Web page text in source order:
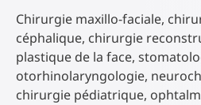
Chirurgie maxillo-faciale,
céphalique, chirurgie
plastique de la face,
otorhinolaryngologie,
chirurgie pédiatrique,